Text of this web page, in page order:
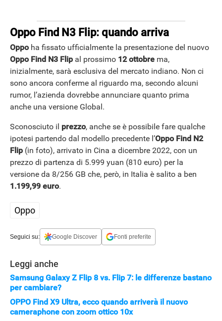
Oppo Find N3 Flip: quando arriva
Oppoha fissato ufficialmente la presentazione del nuovo
Oppo Find N3 Flip al prossimo 12 ottobre ma,
inizialmente, sarà esclusiva del mercato indiano. Non ci
sono ancora conferme al riguardo ma, secondo alcuni
rumor, l’azienda dovrebbe annunciare quanto prima
anche una versione Global.
Sconosciuto il prezzo, anche se è possibile fare qualche
ipotesi partendo dal modello precedente l’Oppo Find N2
Flip (in foto), arrivato in Cina a dicembre 2022, con un
prezzo di partenza di 5.999 yuan (810 euro) per la
versione da 8/256 GB che, però, in Italia è salito a ben
1.199,99 euro.
Oppo
Seguici su: Google Discover Fonti preferite
Leggi anche
Samsung Galaxy Z Flip 8 vs. Flip 7: le differenze bastano
per cambiare?
OPPO Find X9 Ultra, ecco quando arriverà il nuovo
cameraphone con zoom ottico 10x